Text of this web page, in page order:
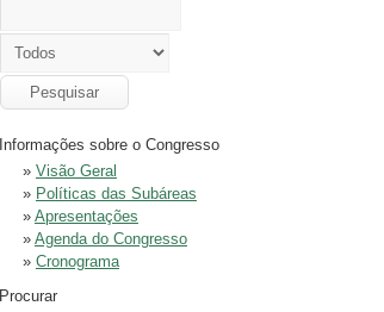
Informações sobre o Congresso
» Visão Geral
» Políticas das Subáreas
» Apresentações
» Agenda do Congresso
» Cronograma
Procurar